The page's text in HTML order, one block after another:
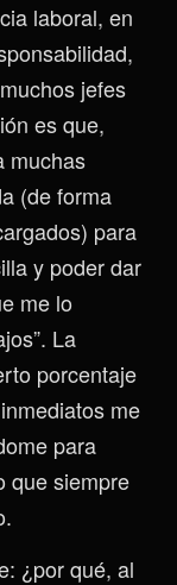
laboral, en
jefes
es que,
muchas
(de forma
para
y poder dar
me lo
La
porcentaje
me
para
que siempre
¿por qué, al